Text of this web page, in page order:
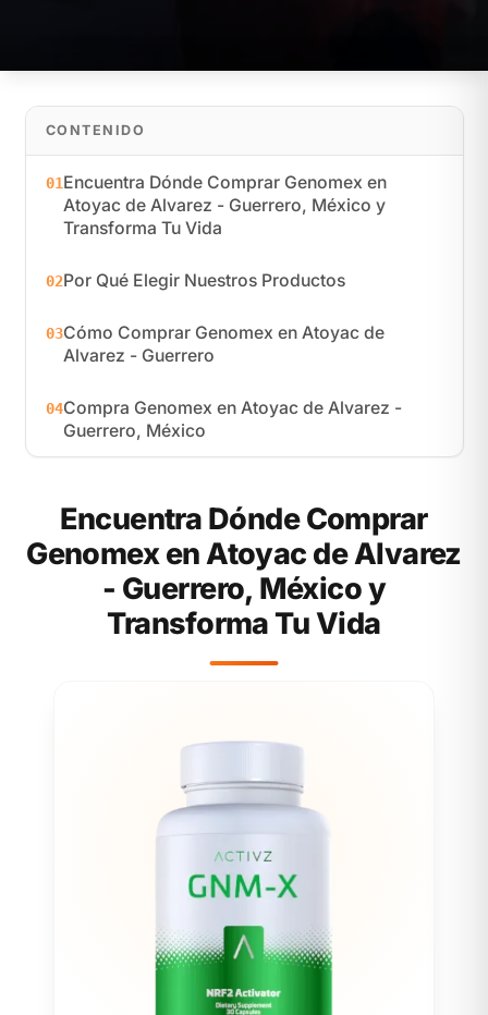
CONTENIDO
01Encuentra Dónde Comprar Genomex en
Atoyac de Alvarez - Guerrero, México y
Transforma Tu Vida
02Por Qué Elegir Nuestros Productos
03Cómo Comprar Genomex en Atoyac de
Alvarez - Guerrero
04Compra Genomex en Atoyac de Alvarez -
Guerrero, México
Encuentra Dónde Comprar
Genomex en Atoyac de Alvarez
- Guerrero, México y
Transforma Tu Vida